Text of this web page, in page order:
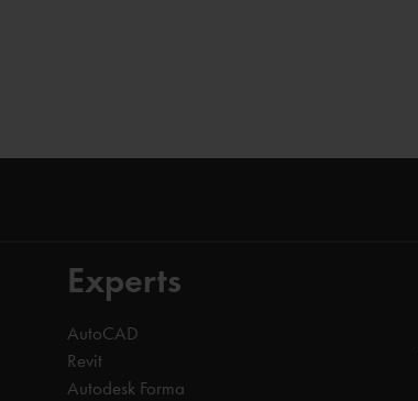
Experts
AutoCAD
Revit
Autodesk Forma